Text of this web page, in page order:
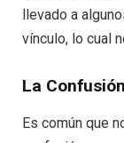
llevado a
vínculo, lo cual
La
Es común que